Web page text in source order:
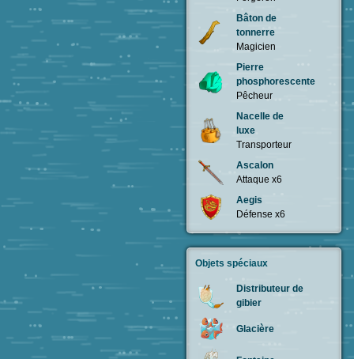
Bâton de
tonnerre
Magicien
Pierre
phosphorescente
Pêcheur
Nacelle de
luxe
Transporteur
Ascalon
Attaque x6
Aegis
Défense x6
Objets spéciaux
Distributeur de
gibier
Glacière